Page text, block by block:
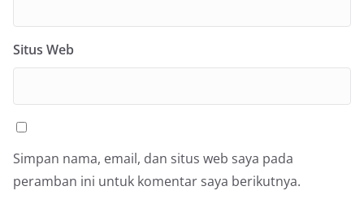
Situs Web
Simpan nama, email, dan situs web saya pada
peramban ini untuk komentar saya berikutnya.